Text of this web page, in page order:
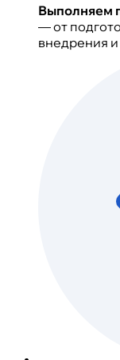
Выполняем
— от
внедрения